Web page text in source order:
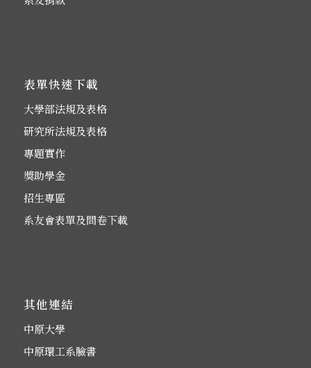
表單快速下載
大學部法規及表格
研究所法規及表格
專題實作
獎助學金
招生專區
系友會表單及問卷下載
其他連結
中原大學
中原環工系臉書